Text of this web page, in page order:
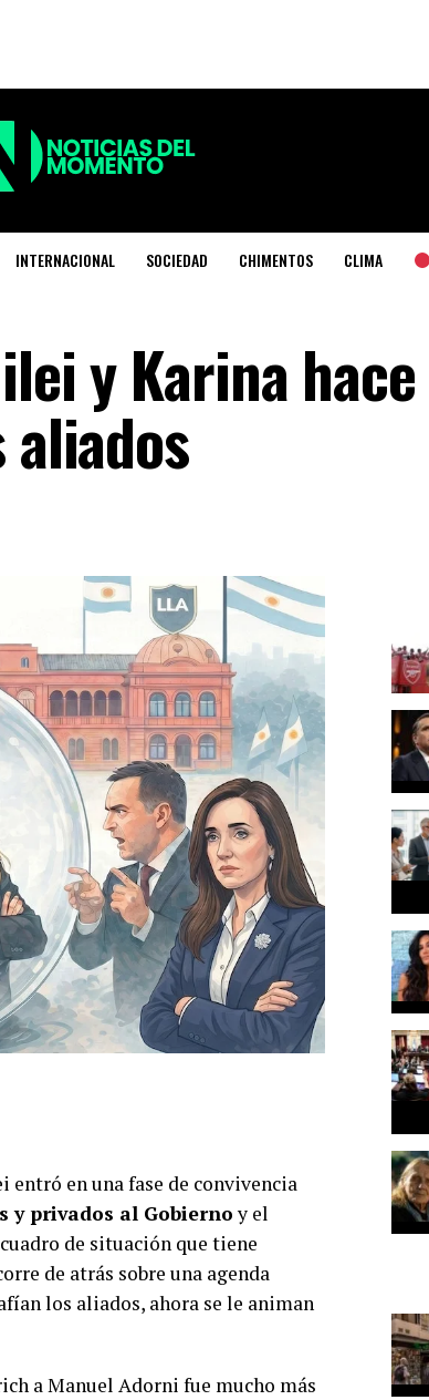
INTERNACIONAL SOCIEDAD CHIMENTOS CLIMA
y Karina hace
entró en una fase de convivencia
y privados al Gobiernoy el
de situación que tiene
de atrás sobre una agenda
los aliados, ahora se le animan
a Manuel Adorni fue mucho más